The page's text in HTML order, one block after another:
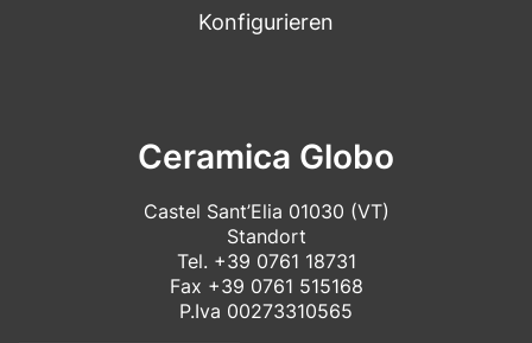
Konfigurieren
Ceramica Globo
Castel Sant’Elia 01030 (VT)
Standort
Tel. +39 0761 18731
Fax +39 0761 515168
P.Iva 00273310565